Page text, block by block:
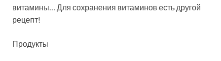
витамины… Для сохранения витаминов есть другой
рецепт!
Продукты